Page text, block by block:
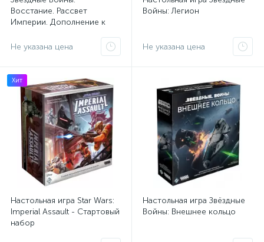
Восстание. Рассвет
Империи. Дополнение к
Не указана цена
Войны: Легион
Не указана цена
Хит
Настольная игра Star Wars:
Imperial Assault - Стартовый
набор
Настольная игра Звёздные
Войны: Внешнее кольцо